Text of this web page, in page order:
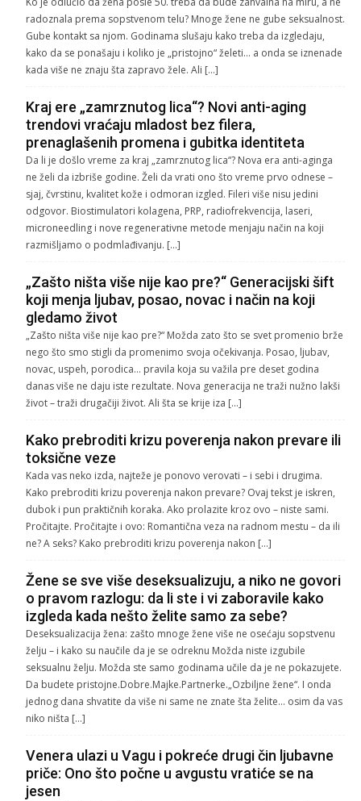
radoznala prema sopstvenom telu? Mnoge žene ne gube seksualnost.
Gube kontakt sa njom. Godinama slušaju kako treba da izgledaju,
kako da se ponašaju i koliko je „pristojno“ želeti… a onda se iznenade
kada više ne znaju šta zapravo žele. Ali […]
Kraj ere „zamrznutog lica“? Novi anti-aging
trendovi vraćaju mladost bez filera,
prenaglašenih promena i gubitka identiteta
Da li je došlo vreme za kraj „zamrznutog lica“? Nova era anti-aginga
ne želi da izbriše godine. Želi da vrati ono što vreme prvo odnese –
sjaj, čvrstinu, kvalitet kože i odmoran izgled. Fileri više nisu jedini
odgovor. Biostimulatori kolagena, PRP, radiofrekvencija, laseri,
microneedling i nove regenerativne metode menjaju način na koji
razmišljamo o podmlađivanju. […]
„Zašto ništa više nije kao pre?“ Generacijski šift
koji menja ljubav, posao, novac i način na koji
gledamo život
„Zašto ništa više nije kao pre?“ Možda zato što se svet promenio brže
nego što smo stigli da promenimo svoja očekivanja. Posao, ljubav,
novac, uspeh, porodica… pravila koja su važila pre deset godina
danas više ne daju iste rezultate. Nova generacija ne traži nužno lakši
život – traži drugačiji život. Ali šta se krije iza […]
Kako prebroditi krizu poverenja nakon prevare ili
toksične veze
Kada vas neko izda, najteže je ponovo verovati – i sebi i drugima.
Kako prebroditi krizu poverenja nakon prevare? Ovaj tekst je iskren,
dubok i pun praktičnih koraka. Ako prolazite kroz ovo – niste sami.
Pročitajte. Pročitajte i ovo: Romantična veza na radnom mestu – da ili
ne? A seks? Kako prebroditi krizu poverenja nakon […]
Žene se sve više deseksualizuju, a niko ne govori
o pravom razlogu: da li ste i vi zaboravile kako
izgleda kada nešto želite samo za sebe?
Deseksualizacija žena: zašto mnoge žene više ne osećaju sopstvenu
želju – i kako su naučile da je se odreknu Možda niste izgubile
seksualnu želju. Možda ste samo godinama učile da je ne pokazujete.
Da budete pristojne.Dobre.Majke.Partnerke.„Ozbiljne žene“. I onda
jednog dana shvatite da više ni same ne znate šta želite… osim da vas
niko ništa […]
Venera ulazi u Vagu i pokreće drugi čin ljubavne
priče: Ono što počne u avgustu vratiće se na
jesen